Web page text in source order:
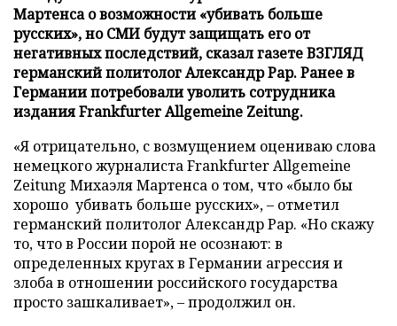
Мартенса о возможности «убивать больше
русских», но СМИ будут защищать его от
негативных последствий, сказал газете ВЗГЛЯД
германский политолог Александр Рар. Ранее в
Германии потребовали уволить сотрудника
издания Frankfurter Allgemeine Zeitung.
«Я отрицательно, с возмущением оцениваю слова
немецкого журналиста Frankfurter Allgemeine
Zeitung Михаэля Мартенса о том, что «было бы
хорошо убивать больше русских», – отметил
германский политолог Александр Рар. «Но скажу
то, что в России порой не осознают: в
определенных кругах в Германии агрессия и
злоба в отношении российского государства
просто зашкаливает», – продолжил он.